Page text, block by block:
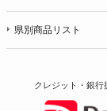
県別商品リスト
クレジット・銀行